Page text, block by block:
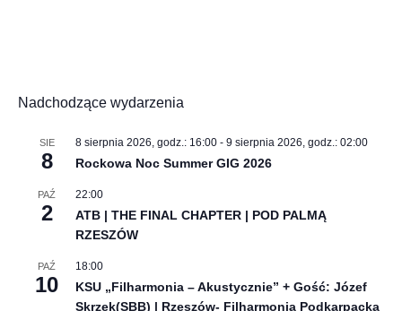
Nadchodzące wydarzenia
SIE
8
8 sierpnia 2026, godz.: 16:00 - 9 sierpnia 2026, godz.: 02:00
Rockowa Noc Summer GIG 2026
PAŹ
2
22:00
ATB | THE FINAL CHAPTER | POD PALMĄ
RZESZÓW
PAŹ
10
18:00
KSU „Filharmonia – Akustycznie” + Gość: Józef
Skrzek(SBB) | Rzeszów- Filharmonia Podkarpacka